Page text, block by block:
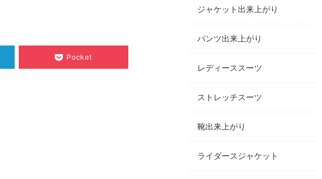
Pocket
ジャケット出来上がり
パンツ出来上がり
レディーススーツ
ストレッチスーツ
靴出来上がり
ライダースジャケット